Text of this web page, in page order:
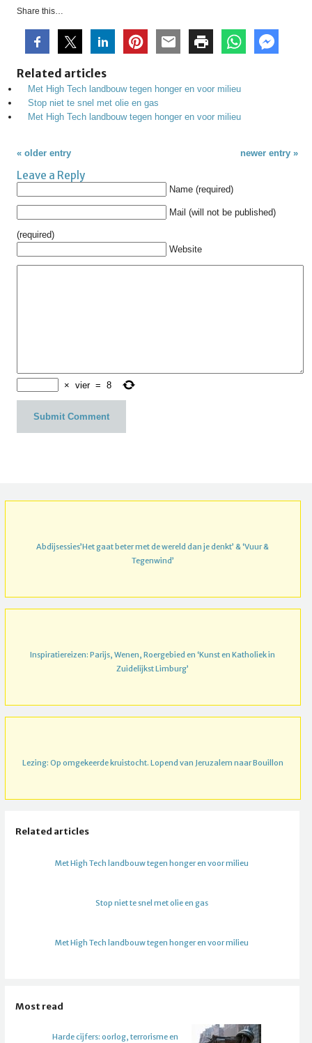
Share this…
Related articles
Met High Tech landbouw tegen honger en voor milieu
Stop niet te snel met olie en gas
Met High Tech landbouw tegen honger en voor milieu
« older entry newer entry »
Leave a Reply
Name (required)
Mail (will not be published)
(required)
Website
× vier = 8
Abdijsessies’Het gaat beter met de wereld dan je denkt’ & ‘Vuur &
Tegenwind’
Inspiratiereizen: Parijs, Wenen, Roergebied en ‘Kunst en Katholiek in
Zuidelijkst Limburg’
Lezing: Op omgekeerde kruistocht. Lopend van Jeruzalem naar Bouillon
Related articles
Met High Tech landbouw tegen honger en voor milieu
Stop niet te snel met olie en gas
Met High Tech landbouw tegen honger en voor milieu
Most read
Harde cijfers: oorlog, terrorisme en